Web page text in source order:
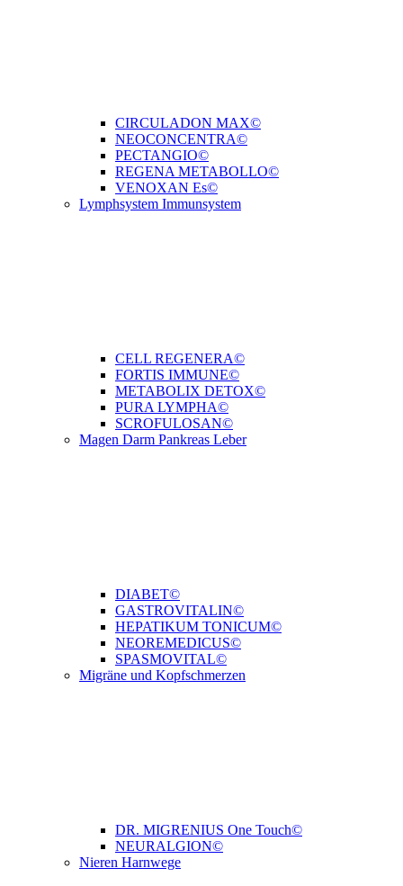
CIRCULADON MAX©
NEOCONCENTRA©
PECTANGIO©
REGENA METABOLLO©
VENOXAN Es©
Lymphsystem Immunsystem
CELL REGENERA©
FORTIS IMMUNE©
METABOLIX DETOX©
PURA LYMPHA©
SCROFULOSAN©
Magen Darm Pankreas Leber
DIABET©
GASTROVITALIN©
HEPATIKUM TONICUM©
NEOREMEDICUS©
SPASMOVITAL©
Migräne und Kopfschmerzen
DR. MIGRENIUS One Touch©
NEURALGION©
Nieren Harnwege